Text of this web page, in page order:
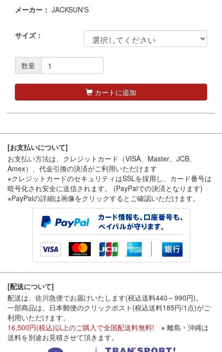
メーカー： JACKSUN'S
サイズ：
数量
カートに追加
[お支払いについて]
お支払い方法は、クレジットカード（VISA、Master、JCB、
Amex）、代金引換の決済がご利用いただけます
※クレジットカードのセキュリティはSSLを採用し、カード番号は
暗号化され安全に送信されます。 (PayPalでの決済となります)
※PayPalの詳細は画像をクリックするとご確認いただけます。
[配送について]
配送は、佐川急便でお届けいたします(税込送料440～990円)。
一部商品は、日本郵便のクリックポスト(税込送料185円/1点)がご
利用いただけます。
16,500円(税込)以上のご購入で全国配送料無料! ※ 離島・沖縄は
送料を別途お見積させて頂きます。